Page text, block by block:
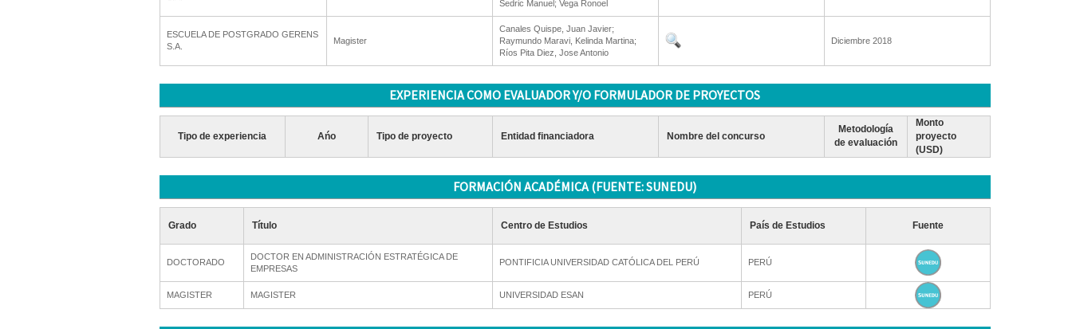
Sedric Manuel; Vega Ronoel
ESCUELA DE POSTGRADO GERENS
S.A.
Magister
Canales Quispe, Juan Javier;
Raymundo Maravi, Kelinda Martina;
Ríos Pita Diez, Jose Antonio
Diciembre 2018
EXPERIENCIA COMO EVALUADOR Y/O FORMULADOR DE PROYECTOS
Tipo de experiencia Ańo Tipo de proyecto Entidad financiadora Nombre del concurso
Metodología
de evaluación
Monto
proyecto
(USD)
FORMACIÓN ACADÉMICA (FUENTE: SUNEDU)
Grado Título Centro de Estudios País de Estudios Fuente
DOCTORADO
DOCTOR EN ADMINISTRACIÓN ESTRATÉGICA DE
EMPRESAS
PONTIFICIA UNIVERSIDAD CATÓLICA DEL PERÚ PERÚ
MAGISTER MAGISTER UNIVERSIDAD ESAN PERÚ